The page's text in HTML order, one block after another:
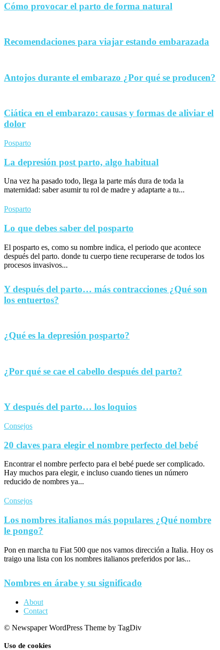
Cómo provocar el parto de forma natural
Recomendaciones para viajar estando embarazada
Antojos durante el embarazo ¿Por qué se producen?
Ciática en el embarazo: causas y formas de aliviar el
dolor
Posparto
La depresión post parto, algo habitual
Una vez ha pasado todo, llega la parte más dura de toda la
maternidad: saber asumir tu rol de madre y adaptarte a tu...
Posparto
Lo que debes saber del posparto
El posparto es, como su nombre indica, el periodo que acontece
después del parto. donde tu cuerpo tiene recuperarse de todos los
procesos invasivos...
Y después del parto… más contracciones ¿Qué son
los entuertos?
¿Qué es la depresión posparto?
¿Por qué se cae el cabello después del parto?
Y después del parto… los loquios
Consejos
20 claves para elegir el nombre perfecto del bebé
Encontrar el nombre perfecto para el bebé puede ser complicado.
Hay muchos para elegir, e incluso cuando tienes un número
reducido de nombres ya...
Consejos
Los nombres italianos más populares ¿Qué nombre
le pongo?
Pon en marcha tu Fiat 500 que nos vamos dirección a Italia. Hoy os
traigo una lista con los nombres italianos preferidos por las...
Nombres en árabe y su significado
About
Contact
© Newspaper WordPress Theme by TagDiv
Uso de cookies